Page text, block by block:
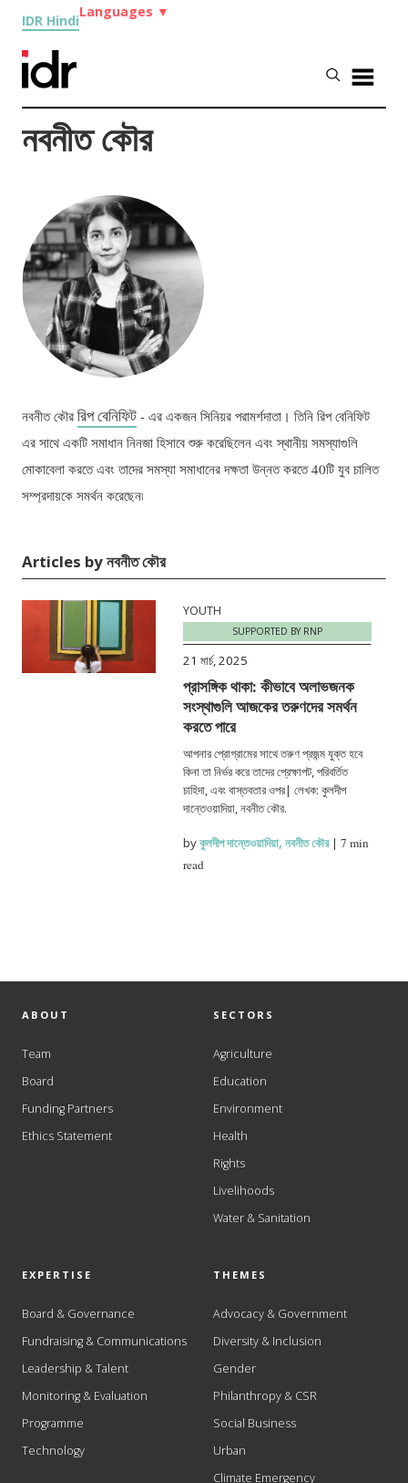
IDR Hindi
Languages ▼
নবনীত কৌর
নবনীত কৌররিপ বেনিফিট - এর একজন সিনিয়র পরামর্শদাতা। তিনি রিপ বেনিফিট
এর সাথে একটি সমাধান নিনজা হিসাবে শুরু করেছিলেন এবং স্থানীয় সমস্যাগুলি
মোকাবেলা করতে এবং তাদের সমস্যা সমাধানের দক্ষতা উন্নত করতে 40টি যুব চালিত
সম্প্রদায়কে সমর্থন করেছেন৷
Articles by নবনীত কৌর
YOUTH
SUPPORTED BY RNP
21 মার্চ, 2025
প্রাসঙ্গিক থাকা: কীভাবে অলাভজনক
সংস্থাগুলি আজকের তরুণদের সমর্থন
করতে পারে
আপনার প্রোগ্রামের সাথে তরুণ প্রজন্ম যুক্ত হবে
কিনা তা নির্ভর করে তাদের প্রেক্ষাপট, পরিবর্তিত
চাহিদা, এবং বাস্তবতার ওপর| লেখক: কুলদীপ
দান্তেওয়াদিয়া, নবনীত কৌর.
byকুলদীপ দান্তেওয়াদিয়া,নবনীত কৌর|7 min
read
ABOUT
Team
Board
Funding Partners
Ethics Statement
SECTORS
Agriculture
Education
Environment
Health
Rights
Livelihoods
Water & Sanitation
EXPERTISE
Board & Governance
Fundraising & Communications
Leadership & Talent
Monitoring & Evaluation
Programme
Technology
THEMES
Advocacy & Government
Diversity & Inclusion
Gender
Philanthropy & CSR
Social Business
Urban
Climate Emergency